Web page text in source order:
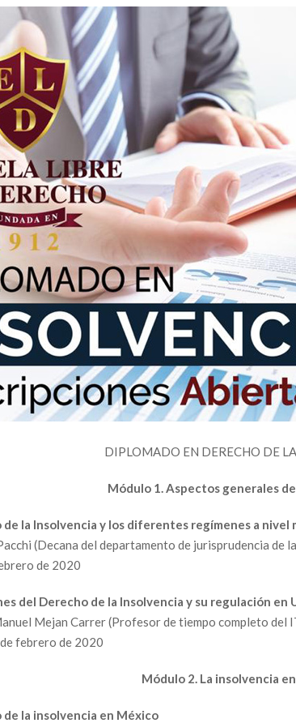
DIPLOMADO EN DERECHO DE
Módulo 1. Aspectos generales
de la Insolvencia y los diferentes regímenes a nivel
(Decana del departamento de jurisprudencia de
de 2020
del Derecho de la Insolvencia y su regulación en
Mejan Carrer (Profesor de tiempo completo del
febrero de 2020
Módulo 2. La insolvencia
de la insolvencia en México